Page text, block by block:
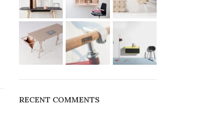
RECENT COMMENTS